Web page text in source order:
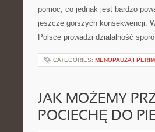
pomoc, co jednak jest bardzo
jeszcze gorszych konsekwencji.
Polsce prowadzi działalność
CATEGORIES: MENOPAUZA I
JAK MOŻEMY
POCIECHĘ DO